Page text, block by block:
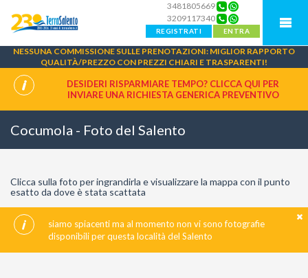
3481805669
3209117340
REGISTRATI ENTRA
NESSUNA COMMISSIONE SULLE PRENOTAZIONI: MIGLIOR RAPPORTO
QUALITÀ/PREZZO CON PREZZI CHIARI E TRASPARENTI!
DESIDERI RISPARMIARE TEMPO? CLICCA QUI PER
INVIARE UNA RICHIESTA GENERICA PREVENTIVO
Cocumola - Foto del Salento
Clicca sulla foto per ingrandirla e visualizzare la mappa con il punto
esatto da dove è stata scattata
siamo spiacenti ma al momento non vi sono fotografie
disponibili per questa località del Salento